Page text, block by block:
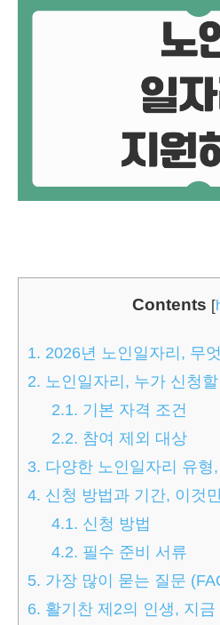
Contents [
1. 2026년 노인일자리, 무
2. 노인일자리, 누가 신청
2.1. 기본 자격 조건
2.2. 참여 제외 대상
3. 다양한 노인일자리 유
4. 신청 방법과 기간, 이것
4.1. 신청 방법
4.2. 필수 준비 서류
5. 가장 많이 묻는 질문
6. 활기찬 제2의 인생, 지